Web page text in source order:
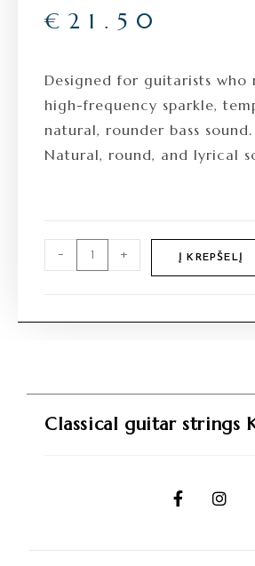
€ 21.50
Designed for guitarists who
high-frequency sparkle,
natural, rounder bass sound.
Natural, round, and lyrical
- + Į KREPŠELĮ
Classical guitar strings